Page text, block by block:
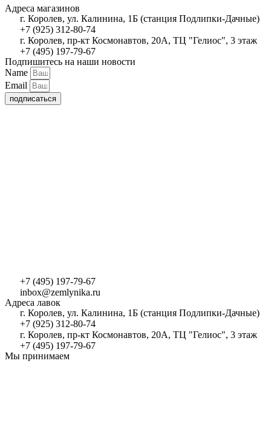
Адреса магазинов
г. Королев, ул. Калинина, 1Б (станция Подлипки-Дачные)
+7 (925) 312-80-74
г. Королев, пр-кт Космонавтов, 20А, ТЦ "Гелиос", 3 этаж
+7 (495) 197-79-67
Подпишитесь на наши новости
Name
Email
подписаться
+7 (495) 197-79-67
inbox@zemlynika.ru
Адреса лавок
г. Королев, ул. Калинина, 1Б (станция Подлипки-Дачные)
+7 (925) 312-80-74
г. Королев, пр-кт Космонавтов, 20А, ТЦ "Гелиос", 3 этаж
+7 (495) 197-79-67
Мы принимаем